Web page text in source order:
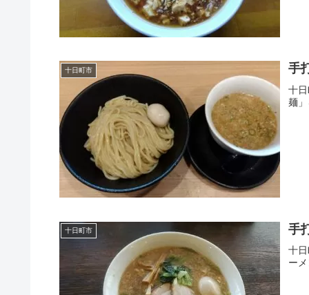
十日町市 手
十
麺
十日町市 手
十
ー